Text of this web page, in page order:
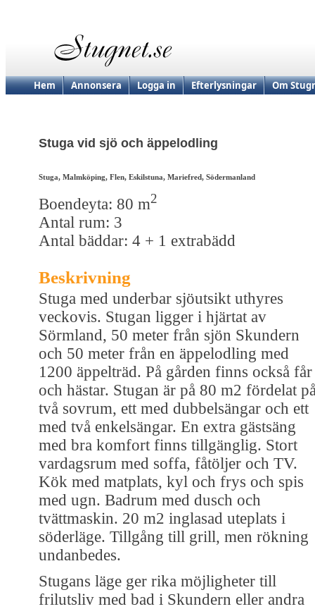
Hem Annonsera Logga in Efterlysningar Om
Stuga vid sjö och äppelodling
Stuga, Malmköping, Flen, Eskilstuna, Mariefred, Södermanland
Boendeyta: 80 m2
Antal rum: 3
Antal bäddar: 4 + 1 extrabädd
Beskrivning
Stuga med underbar sjöutsikt uthyres
veckovis. Stugan ligger i hjärtat av
Sörmland, 50 meter från sjön Skundern
och 50 meter från en äppelodling med
1200 äppelträd. På gården finns också får
och hästar. Stugan är på 80 m2 fördelat
två sovrum, ett med dubbelsängar och ett
med två enkelsängar. En extra gästsäng
med bra komfort finns tillgänglig. Stort
vardagsrum med soffa, fåtöljer och TV.
Kök med matplats, kyl och frys och spis
med ugn. Badrum med dusch och
tvättmaskin. 20 m2 inglasad uteplats i
söderläge. Tillgång till grill, men rökning
undanbedes.
Stugans läge ger rika möjligheter till
frilutsliv med bad i Skundern eller andra